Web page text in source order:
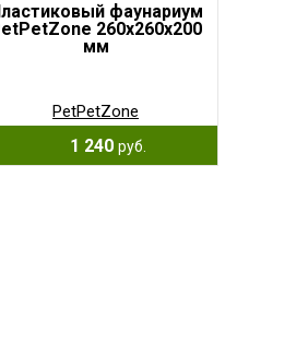
фаунариум
260х260х200
мм
PetPetZone
1 240 руб.